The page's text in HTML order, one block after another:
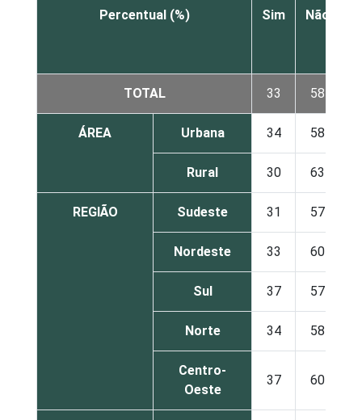
Percentual (%) Sim Não
TOTAL 33 58
ÁREA Urbana 34 58
Rural 30 63
REGIÃO Sudeste 31 57
Nordeste 33 60
Sul 37 57
Norte 34 58
Centro-
Oeste
37 60